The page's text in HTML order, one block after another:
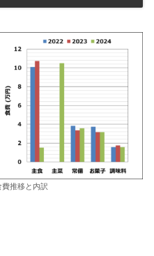
推移と内訳